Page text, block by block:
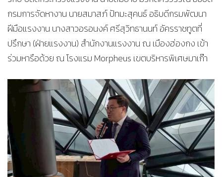
กรมการจัดหางาน นายสมาสภ์ ปัทมะสุคนธ์ อธิบดีกรมพัฒนา
ฝีมือแรงงาน นางสาวอรอนงค์ ศรีสุวิทธานนท์ อัครราชทูตที่
ปรึกษา (ฝ่ายแรงงาน) สำนักงานแรงงาน ณ เมืองฮ่องกง เข้า
ร่วมหารือด้วย ณ โรงแรม Morpheus เขตบริหารพิเศษมาเก๊า